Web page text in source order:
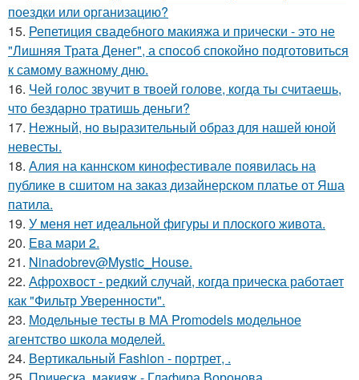
поездки или организацию?
15. Репетиция свадебного макияжа и прически - это не
"Лишняя Трата Денег", а способ спокойно подготовиться
к самому важному дню.
16. Чей голос звучит в твоей голове, когда ты считаешь,
что бездарно тратишь деньги?
17. Нежный, но выразительный образ для нашей юной
невесты.
18. Алия на каннском кинофестивале появилась на
публике в сшитом на заказ дизайнерском платье от Яша
патила.
19. У меня нет идеальной фигуры и плоского живота.
20. Ева мари 2.
21. Ninadobrev@Mystic_House.
22. Афрохвост - редкий случай, когда прическа работает
как "Фильтр Уверенности".
23. Модельные тесты в МА Promodels модельное
агентство школа моделей.
24. Вертикальный Fashion - портрет, .